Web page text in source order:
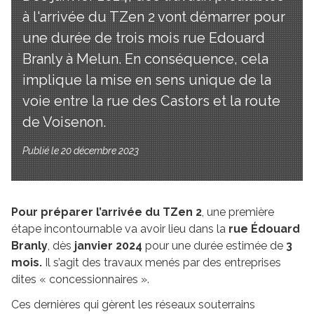
à l'arrivée du TZen 2 vont démarrer pour
une durée de trois mois rue Edouard
Branly à Melun. En conséquence, cela
implique la mise en sens unique de la
voie entre la rue des Castors et la route
de Voisenon.
Publié le 20 décembre 2023
Pour préparer l’arrivée du TZen 2 , une première
étape incontournable va avoir lieu dans la rue Édouard
Branly , dès janvier 2024 pour une durée estimée de 3
mois. Il s’agit des travaux menés par des entreprises
dites « concessionnaires ».
Ces dernières qui gèrent les réseaux souterrains